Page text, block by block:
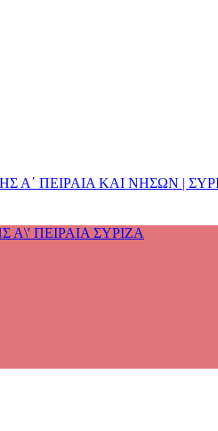
ΠΕΙΡΑΙΑ ΚΑΙ ΝΗΣΩΝ |